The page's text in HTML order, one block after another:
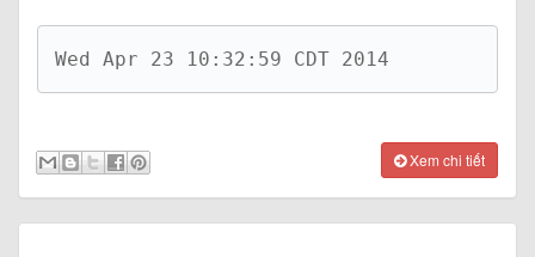
Wed Apr 23 10:32:59 CDT 2014
Xem chi tiết